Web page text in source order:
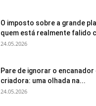
O imposto sobre a grande
quem está realmente falido
24.05.2026
Pare de ignorar o encanador
criadora: uma olhada na...
24.05.2026